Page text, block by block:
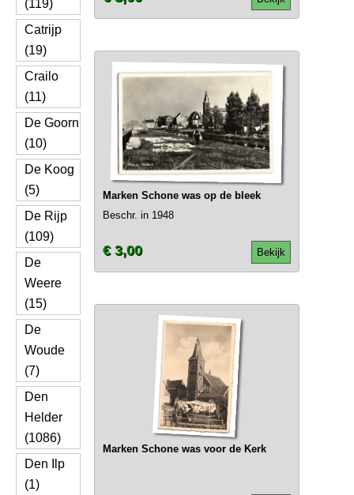
(119)
Catrijp
(19)
Crailo
(11)
De Goorn
(10)
De Koog
(5)
De Rijp
(109)
De
Weere
(15)
De
Woude
(7)
Den
Helder
(1086)
Den Ilp
(1)
Marken Schone was op de bleek
Beschr. in 1948
Bekijk
€ 3,00
Marken Schone was voor de Kerk